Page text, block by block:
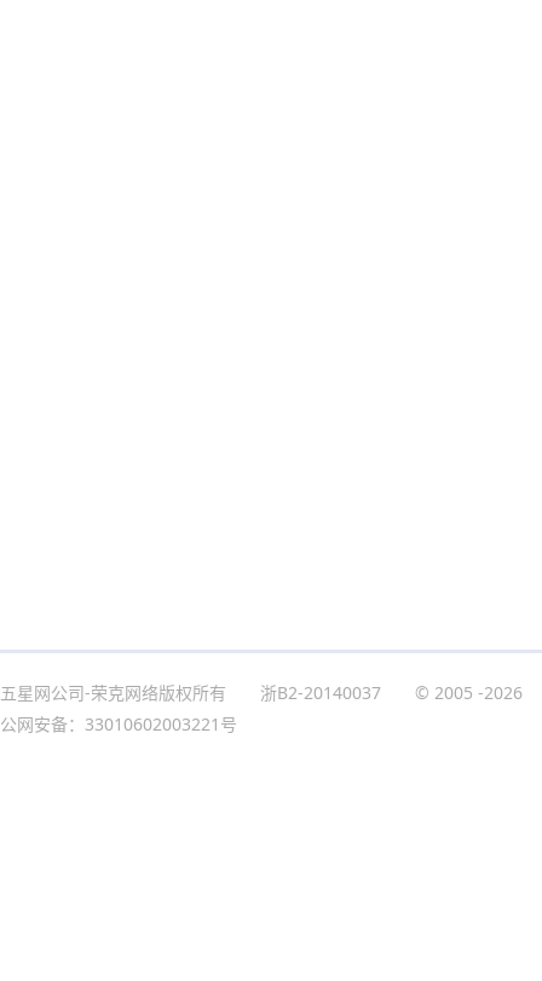
五星网公司-荣克网络版权所有 浙B2-20140037 © 2005 -2026
公网安备：33010602003221号